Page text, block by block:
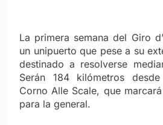
La primera semana del Giro
un unipuerto que pese a su
destinado a resolverse
Serán 184 kilómetros
Corno Alle Scale, que
para la general.